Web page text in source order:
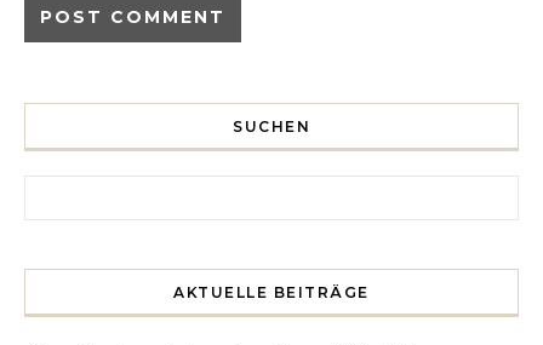
SUCHEN
AKTUELLE BEITRÄGE